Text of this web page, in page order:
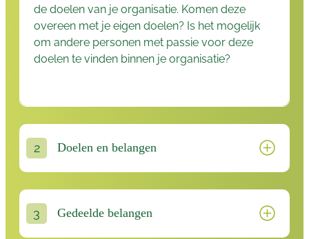
de doelen van je organisatie. Komen deze
overeen met je eigen doelen? Is het mogelijk
om andere personen met passie voor deze
doelen te vinden binnen je organisatie?
Doelen en belangen
Gedeelde belangen